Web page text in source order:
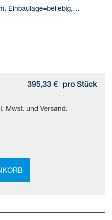
Einbaulage=beliebig,
395,33 € pro Stück
Mwst. und Versand.